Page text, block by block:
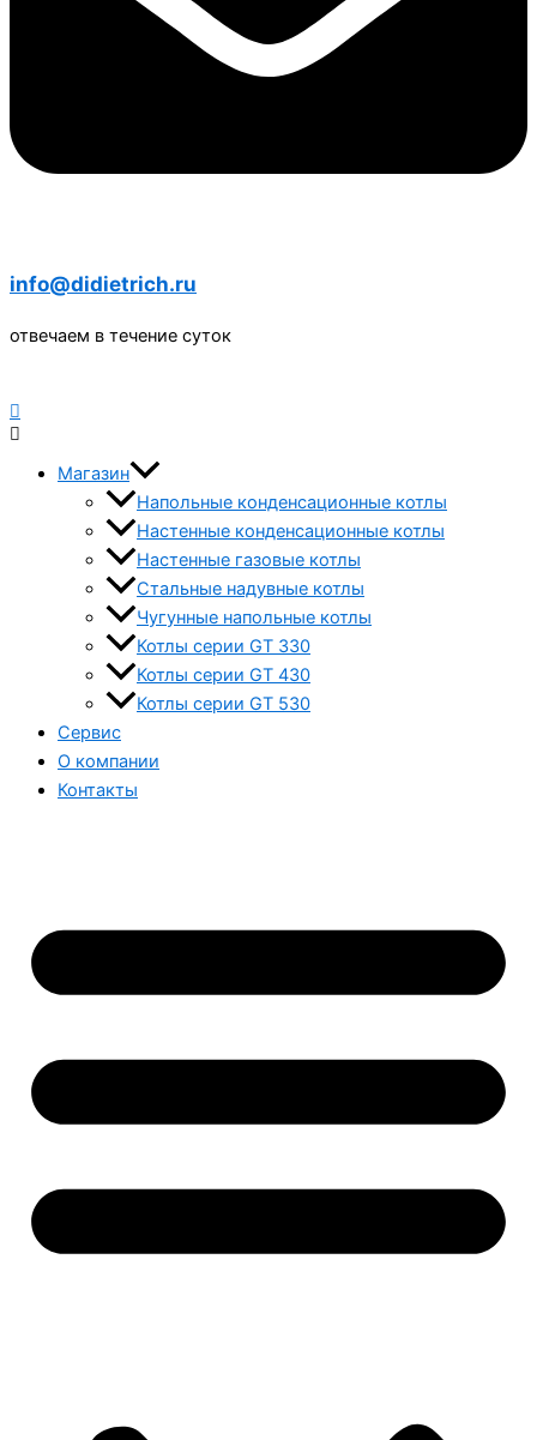
info@didietrich.ru
отвечаем в течение суток
Магазин
Напольные конденсационные котлы
Настенные конденсационные котлы
Настенные газовые котлы
Стальные надувные котлы
Чугунные напольные котлы
Котлы серии GT 330
Котлы серии GT 430
Котлы серии GT 530
Сервис
О компании
Контакты